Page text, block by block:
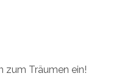
zum Träumen ein!